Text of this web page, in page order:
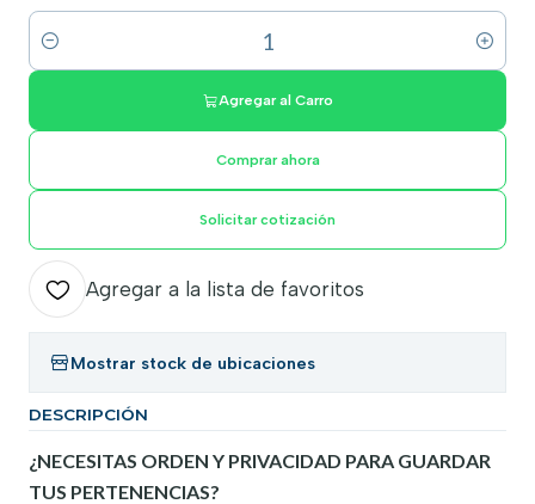
Cantidad
Agregar al Carro
Comprar ahora
Solicitar cotización
Agregar a la lista de favoritos
Mostrar stock de ubicaciones
DESCRIPCIÓN
¿NECESITAS ORDEN Y PRIVACIDAD PARA GUARDAR
TUS PERTENENCIAS?